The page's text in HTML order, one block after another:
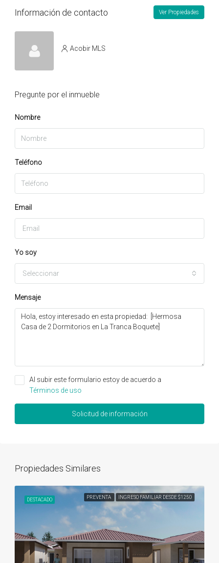
Información de contacto Ver Propiedades
Acobir MLS
Pregunte por el inmueble
Nombre
Teléfono
Email
Yo soy
Seleccionar
Mensaje
Al subir este formulario estoy de acuerdo a
Términos de uso
Solicitud de información
Propiedades Similares
DESTACADO PREVENTA INGRESO FAMILIAR DESDE $1250